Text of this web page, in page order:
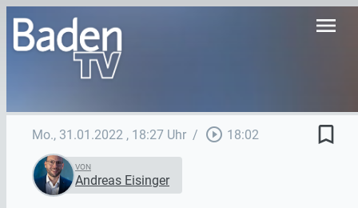
menu
Mo., 31.01.2022 , 18:27 Uhr / play_circle_outline 18:02 bookmark_border
VON
Andreas Eisinger